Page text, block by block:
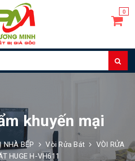
0
khuyến mại
NHÀ BẾP Vòi Rửa Bát
VÒI RỬA
HUGE H-VH611